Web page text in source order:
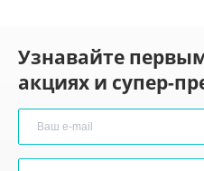
Узнавайте
акциях и супер-